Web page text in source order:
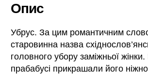
Опис
Убрус. За цим романтичним
старовинна назва
головного убору заміжньої
прабабусі прикрашали його